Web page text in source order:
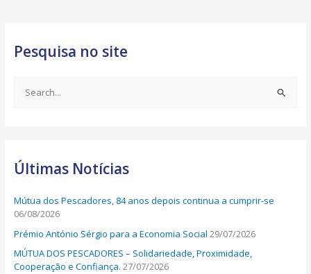
Pesquisa no site
c
f
o
r
:
Últimas Notícias
Mútua dos Pescadores, 84 anos depois continua a cumprir-se
06/08/2026
Prémio António Sérgio para a Economia Social 29/07/2026
MÚTUA DOS PESCADORES – Solidariedade, Proximidade,
Cooperação e Confiança. 27/07/2026